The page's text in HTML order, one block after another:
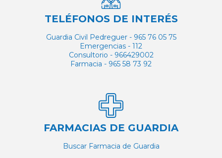
TELÉFONOS DE INTERÉS
Guardia Civil Pedreguer - 965 76 05 75
Emergencias - 112
Consultorio - 966429002
Farmacia - 965 58 73 92
FARMACIAS DE GUARDIA
Buscar Farmacia de Guardia